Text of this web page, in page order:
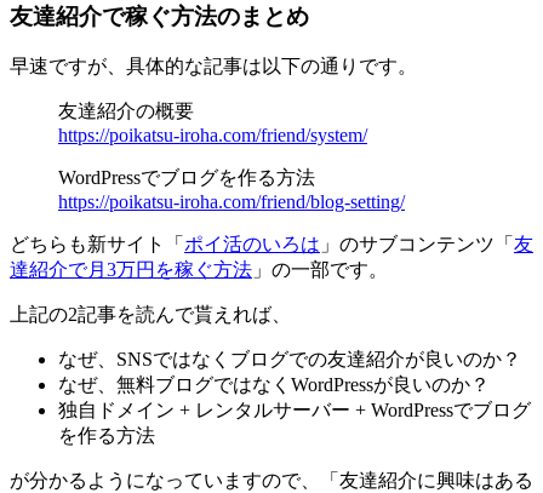
友達紹介で稼ぐ方法のまとめ
早速ですが、具体的な記事は以下の通りです。
友達紹介の概要
https://poikatsu-iroha.com/friend/system/
WordPressでブログを作る方法
https://poikatsu-iroha.com/friend/blog-setting/
どちらも新サイト「 ポイ活のいろは 」のサブコンテンツ「 友
達紹介で月3万円を稼ぐ方法 」の一部です。
上記の2記事を読んで貰えれば、
なぜ、SNSではなくブログでの友達紹介が良いのか？
なぜ、無料ブログではなくWordPressが良いのか？
独自ドメイン + レンタルサーバー + WordPressでブログ
を作る方法
が分かるようになっていますので、
「友達紹介に興味はある